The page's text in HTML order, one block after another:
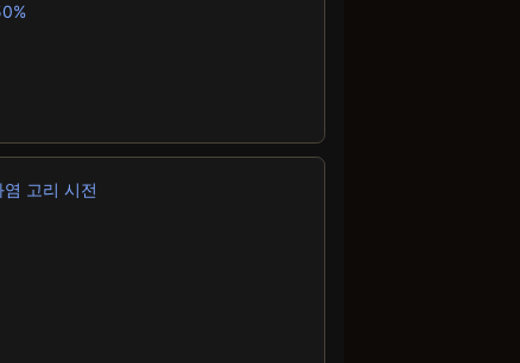
고리 시전